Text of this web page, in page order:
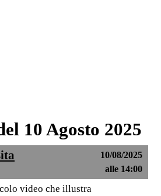
10 Agosto 2025
10/08/2025
alle 14:00
video che illustra